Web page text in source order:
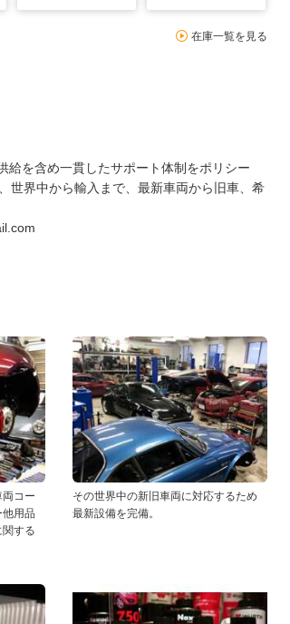
在庫一覧を見る
給を含め一貫したサポート体制をポリシー
世界中から輸入まで、最新車両から旧車、希
コー
用品
する
その世界中の新旧車両に対応するため
最新設備を完備。